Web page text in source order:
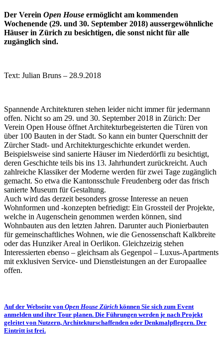
Der Verein Open House ermöglicht am kommenden
Wochenende (29. und 30. September 2018) aussergewöhnliche
Häuser in Zürich zu besichtigen, die sonst nicht für alle
zugänglich sind.
Text: Julian Bruns – 28.9.2018
Spannende Architekturen stehen leider nicht immer für jedermann
offen. Nicht so am 29. und 30. September 2018 in Zürich: Der
Verein Open House öffnet Architekturbegeisterten die Türen von
über 100 Bauten in der Stadt. So kann ein bunter Querschnitt der
Zürcher Stadt- und Architekturgeschichte erkundet werden.
Beispielsweise sind sanierte Häuser im Niederdörfli zu besichtigt,
deren Geschichte teils bis ins 13. Jahrhundert zurückreicht. Auch
zahlreiche Klassiker der Moderne werden für zwei Tage zugänglich
gemacht. So etwa die Kantonsschule Freudenberg oder das frisch
sanierte Museum für Gestaltung.
Auch wird das derzeit besonders grosse Interesse an neuen
Wohnformen und -konzepten befriedigt: Ein Grossteil der Projekte,
welche in Augenschein genommen werden können, sind
Wohnbauten aus den letzten Jahren. Darunter auch Pionierbauten
für gemeinschaftliches Wohnen, wie die Genossenschaft Kalkbreite
oder das Hunziker Areal in Oerlikon. Gleichzeizig stehen
Interessierten ebenso – gleichsam als Gegenpol – Luxus-Apartments
mit exklusiven Service- und Dienstleistungen an der Europaallee
offen.
Auf der Webseite von Open House Zürich können Sie sich zum Event
anmelden und ihre Tour planen. Die Führungen werden je nach Projekt
geleitet von Nutzern, Architekturschaffenden oder Denkmalpflegern. Der
Eintritt ist frei.